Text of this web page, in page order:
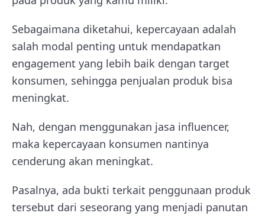
Sebagaimana diketahui, kepercayaan adalah
salah modal penting untuk mendapatkan
engagement yang lebih baik dengan target
konsumen, sehingga penjualan produk bisa
meningkat.
Nah, dengan menggunakan jasa influencer,
maka kepercayaan konsumen nantinya
cenderung akan meningkat.
Pasalnya, ada bukti terkait penggunaan produk
tersebut dari seseorang yang menjadi panutan